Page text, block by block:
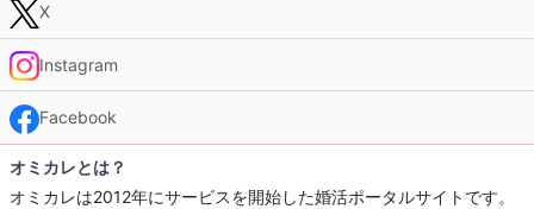
X
Instagram
Facebook
オミカレとは？
オミカレは2012年にサービスを開始した婚活ポータルサイトです。